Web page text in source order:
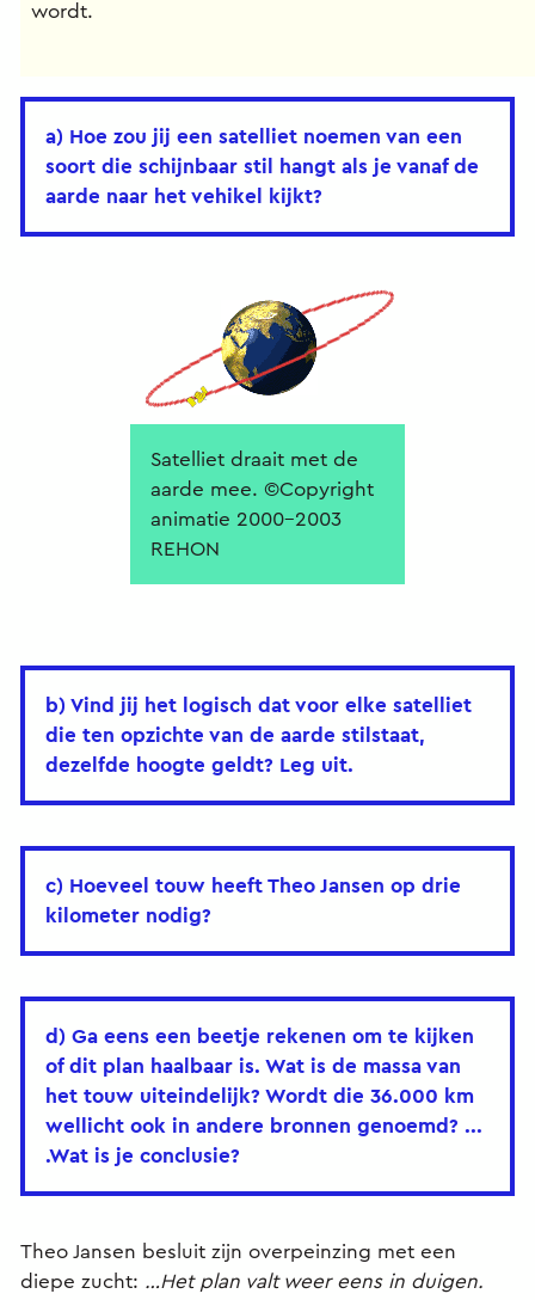
wordt.
a) Hoe zou jij een satelliet noemen van een
soort die schijnbaar stil hangt als je vanaf de
aarde naar het vehikel kijkt?
Satelliet draait met de
aarde mee. ©Copyright
animatie 2000-2003
REHON
b) Vind jij het logisch dat voor elke satelliet
die ten opzichte van de aarde stilstaat,
dezelfde hoogte geldt? Leg uit.
c) Hoeveel touw heeft Theo Jansen op drie
kilometer nodig?
d) Ga eens een beetje rekenen om te kijken
of dit plan haalbaar is. Wat is de massa van
het touw uiteindelijk? Wordt die 36.000 km
wellicht ook in andere bronnen genoemd? ...
.Wat is je conclusie?
Theo Jansen besluit zijn overpeinzing met een
diepe zucht: …Het plan valt weer eens in duigen.